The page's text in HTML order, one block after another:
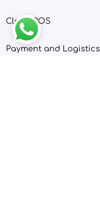
Cloud POS
Payment and Logistics